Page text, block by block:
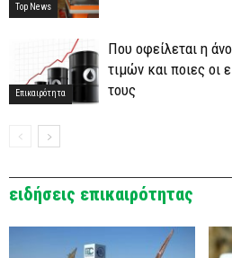
Top News
Επικαιρότητα
Που οφείλεται η
τιμών και ποιες οι
τους
ειδήσεις επικαιρότητας